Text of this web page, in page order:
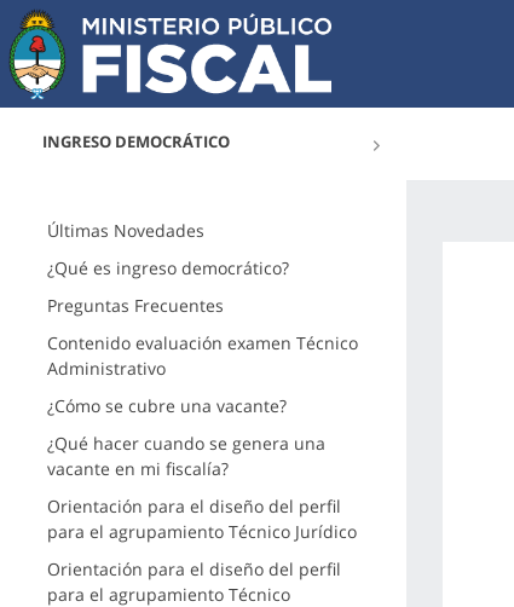
INGRESO DEMOCRÁTICO
Últimas Novedades
¿Qué es ingreso democrático?
Preguntas Frecuentes
Contenido evaluación examen Técnico
Administrativo
¿Cómo se cubre una vacante?
¿Qué hacer cuando se genera una
vacante en mi fiscalía?
Orientación para el diseño del perfil
para el agrupamiento Técnico Jurídico
Orientación para el diseño del perfil
para el agrupamiento Técnico